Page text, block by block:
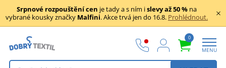
Srpnové rozpouštění cen je tady a s ním islevy až 50 % na
vybrané kousky značky Malfini. Akce trvá jen do 16.8. Prohlédnout.
0
MENU